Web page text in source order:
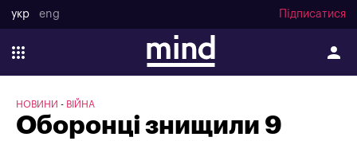
укр eng Підписатися
НОВИНИ ВІЙНА
Оборонці знищили 9